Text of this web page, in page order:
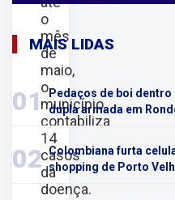
o
mês
de
maio,
o
município
contabiliza
14
casos
da
doença.
MAIS LIDAS
01
Pedaços de boi
dupla armada em
02 Colombiana furta
shopping de Porto